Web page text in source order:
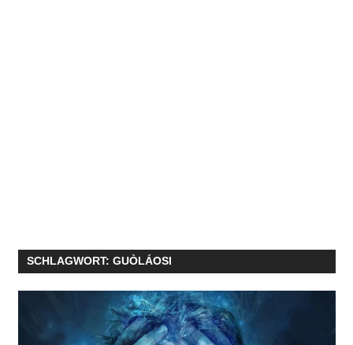
SCHLAGWORT: GUÒLÁOSI